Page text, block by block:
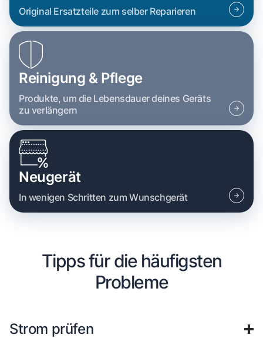
Original Ersatzteile zum selber Reparieren
Reinigung & Pflege
Produkte, um die Lebensdauer deines Geräts
zu verlängern
Neugerät
In wenigen Schritten zum Wunschgerät
Tipps für die häufigsten
Probleme
Strom prüfen